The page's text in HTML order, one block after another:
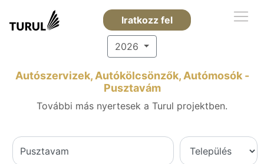
Iratkozz fel
2026
Autószervizek, Autókölcsönzők, Autómosók -
Pusztavám
További más nyertesek a Turul projektben.